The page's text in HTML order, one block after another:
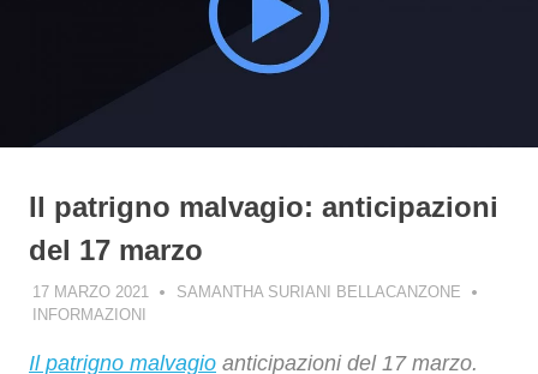
Il patrigno malvagio: anticipazioni
del 17 marzo
17 MARZO 2021
SAMANTHA SURIANI BELLACANZONE
INFORMAZIONI
Il patrigno malvagio anticipazioni del 17 marzo.